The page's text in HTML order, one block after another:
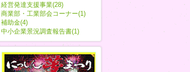
経営発達支援事業(28)
商業部・工業部会コーナー(1)
補助金(4)
中小企業景況調査報告書(1)